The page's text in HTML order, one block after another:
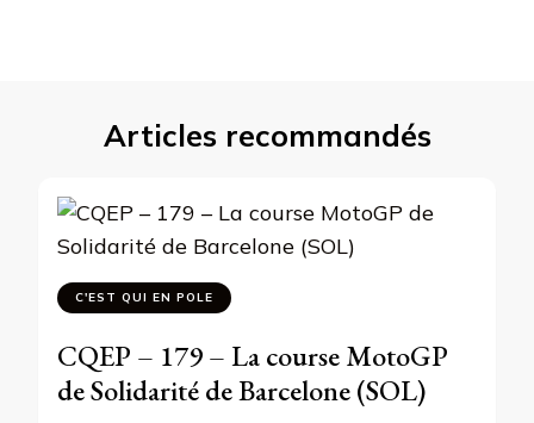
Articles recommandés
C'EST QUI EN POLE
CQEP – 179 – La course MotoGP
de Solidarité de Barcelone (SOL)